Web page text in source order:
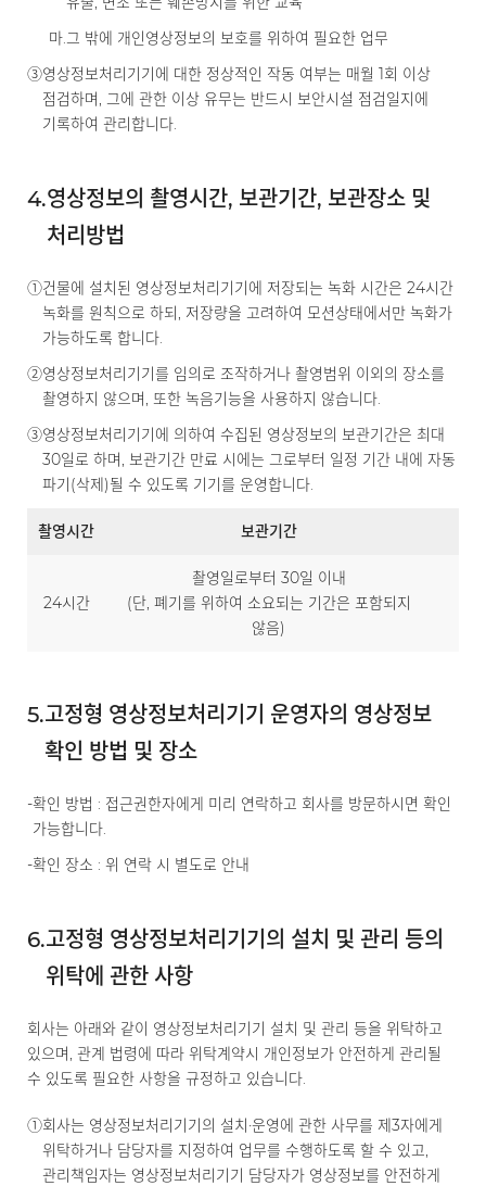
마.그 밖에 개인영상정보의 보호를 위하여 필요한 업무
③영상정보처리기기에 대한 정상적인 작동 여부는 매월 1회 이상
점검하며, 그에 관한 이상 유무는 반드시 보안시설 점검일지에
기록하여 관리합니다.
4.영상정보의 촬영시간, 보관기간, 보관장소 및
처리방법
①건물에 설치된 영상정보처리기기에 저장되는 녹화 시간은 24시간
녹화를 원칙으로 하되, 저장량을 고려하여 모션상태에서만 녹화가
가능하도록 합니다.
②영상정보처리기기를 임의로 조작하거나 촬영범위 이외의 장소를
촬영하지 않으며, 또한 녹음기능을 사용하지 않습니다.
③영상정보처리기기에 의하여 수집된 영상정보의 보관기간은 최대
30일로 하며, 보관기간 만료 시에는 그로부터 일정 기간 내에 자동
파기(삭제)될 수 있도록 기기를 운영합니다.
촬영시간 보관기간
24시간
촬영일로부터 30일 이내
(단, 폐기를 위하여 소요되는 기간은 포함되지
않음)
5.고정형 영상정보처리기기 운영자의 영상정보
확인 방법 및 장소
-확인 방법 : 접근권한자에게 미리 연락하고 회사를 방문하시면 확인
가능합니다.
-확인 장소 : 위 연락 시 별도로 안내
6.고정형 영상정보처리기기의 설치 및 관리 등의
위탁에 관한 사항
회사는 아래와 같이 영상정보처리기기 설치 및 관리 등을 위탁하고
있으며, 관계 법령에 따라 위탁계약시 개인정보가 안전하게 관리될
수 있도록 필요한 사항을 규정하고 있습니다.
①회사는 영상정보처리기기의 설치·운영에 관한 사무를 제3자에게
위탁하거나 담당자를 지정하여 업무를 수행하도록 할 수 있고,
관리책임자는 영상정보처리기기 담당자가 영상정보를 안전하게